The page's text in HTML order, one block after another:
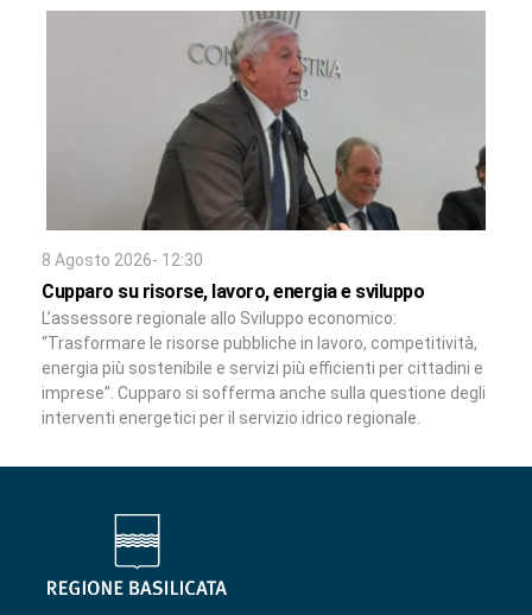
8 Agosto 2026- 12:30
Cupparo su risorse, lavoro, energia e sviluppo
L’assessore regionale allo Sviluppo economico:
“Trasformare le risorse pubbliche in lavoro, competitività,
energia più sostenibile e servizi più efficienti per cittadini e
imprese”. Cupparo si sofferma anche sulla questione degli
interventi energetici per il servizio idrico regionale.